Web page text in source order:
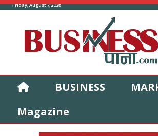
Friday, August 7, 2026
BUSINESS
Magazine